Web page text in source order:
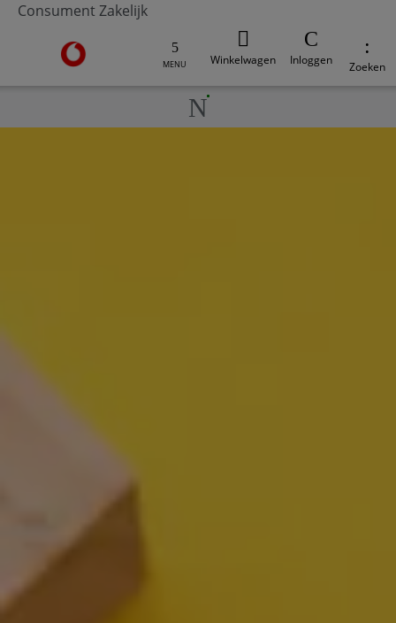
Consument Zakelijk
Ga naar de Vodafone homepage
MENU Winkelwagen Inloggen Zoeken